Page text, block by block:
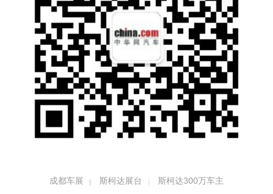
SUV家族——更年轻、更积极
本次成都国际车展，斯柯达携柯迪亚克GT、柯
迪亚克、柯珞克、柯米克GT、柯米克组成的S
UV家族，以及昕锐、明锐、速派等轿车，亮相
五年超长贷金融方案等购车钜惠。
成都车展 斯柯达展台 斯柯达300万车主